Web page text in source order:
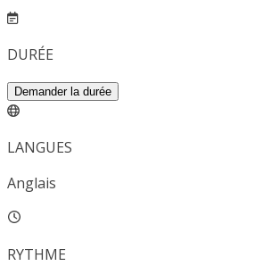
DURÉE
Demander la durée
LANGUES
Anglais
RYTHME